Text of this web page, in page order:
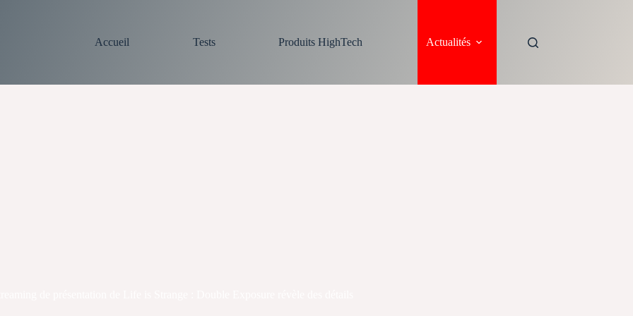
Accueil
Tests Produits HighTech Actualités